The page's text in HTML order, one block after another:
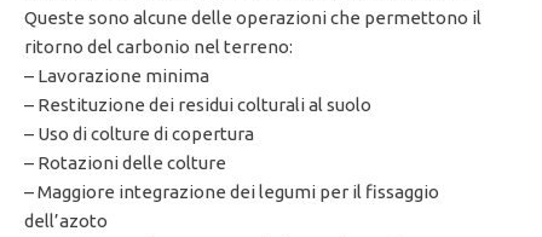
Queste sono alcune delle operazioni che permettono il
ritorno del carbonio nel terreno:
– Lavorazione minima
– Restituzione dei residui colturali al suolo
– Uso di colture di copertura
– Rotazioni delle colture
– Maggiore integrazione dei legumi per il fissaggio
dell’azoto